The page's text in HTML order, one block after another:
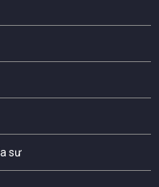
sư